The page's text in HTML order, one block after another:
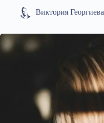
Виктория Георгиева